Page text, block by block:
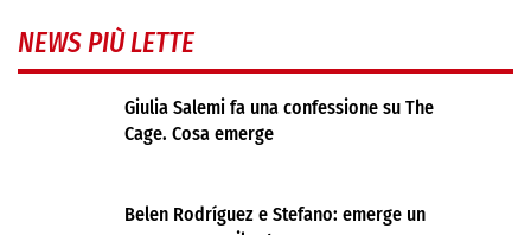
NEWS PIÙ LETTE
Giulia Salemi fa una confessione su The
Cage. Cosa emerge
Belen Rodríguez e Stefano: emerge un